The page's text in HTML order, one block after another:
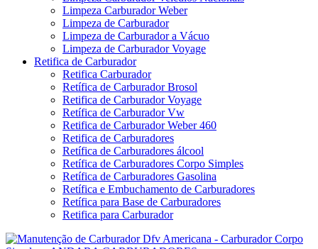
Limpeza Carburador Weber
Limpeza de Carburador
Limpeza de Carburador a Vácuo
Limpeza de Carburador Voyage
Retifica de Carburador
Retifica Carburador
Retífica de Carburador Brosol
Retifica de Carburador Voyage
Retífica de Carburador Vw
Retifica de Carburador Weber 460
Retifica de Carburadores
Retífica de Carburadores álcool
Retífica de Carburadores Corpo Simples
Retífica de Carburadores Gasolina
Retífica e Embuchamento de Carburadores
Retífica para Base de Carburadores
Retifica para Carburador